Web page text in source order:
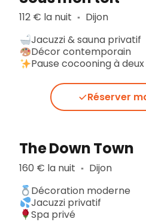
112 € la nuit ▪︎ Dijon
Jacuzzi & sauna privatif
Décor contemporain
Pause cocooning à deux
Réserver
The Down Town
160 € la nuit ▪︎ Dijon
Décoration moderne
Jacuzzi privatif
Spa privé